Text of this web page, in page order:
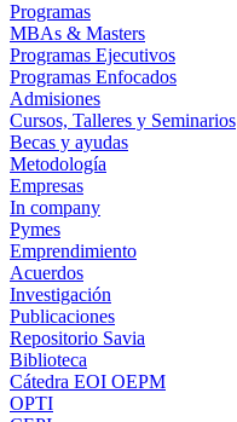
Programas
MBAs & Masters
Programas Ejecutivos
Programas Enfocados
Admisiones
Cursos, Talleres y Seminarios
Becas y ayudas
Metodología
Empresas
In company
Pymes
Emprendimiento
Acuerdos
Investigación
Publicaciones
Repositorio Savia
Biblioteca
Cátedra EOI OEPM
OPTI